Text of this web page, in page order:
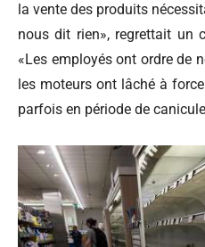
la vente des produits
nous dit rien», regrettait un
«Les employés ont ordre de
les moteurs ont lâché à
parfois en période de